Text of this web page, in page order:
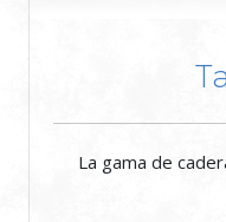
La gama de